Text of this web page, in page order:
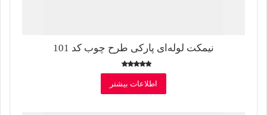
نیمکت لوله‌ای پارکی طرح چوب کد 101
امتیاز
5.00
از 5
اطلاعات بیشتر